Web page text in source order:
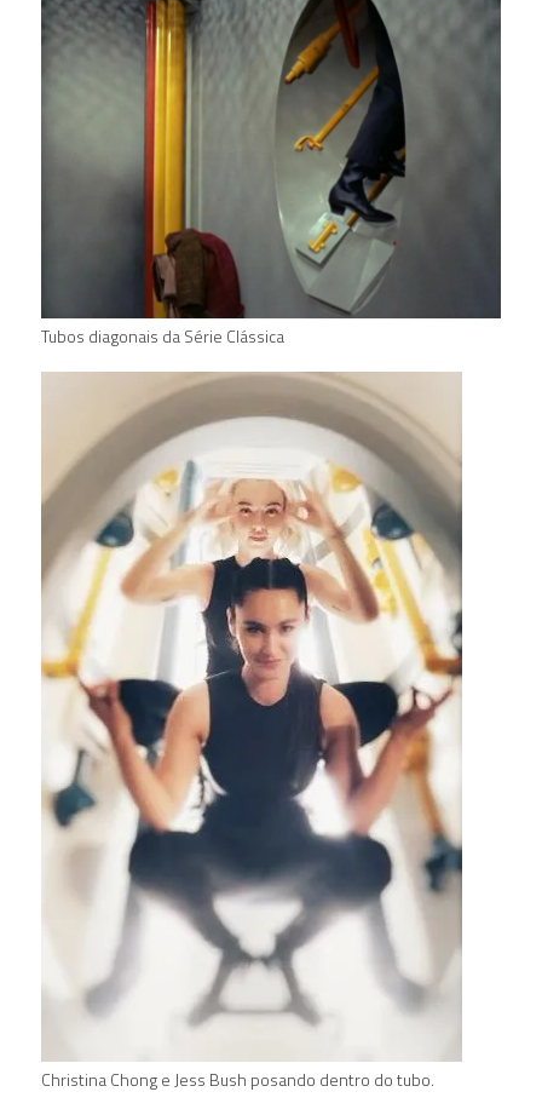
Tubos diagonais da Série Clássica
Christina Chong e Jess Bush posando dentro do tubo.